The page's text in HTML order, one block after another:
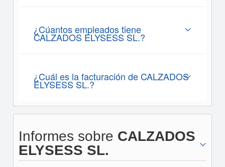
¿Cúantos empleados tiene
CALZADOS ELYSESS SL.?
¿Cuál es la facturación de CALZADOS
ELYSESS SL.?
Informes sobre CALZADOS
ELYSESS SL.